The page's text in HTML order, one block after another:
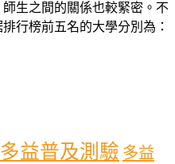
生之間的關係也較緊密。不
行榜前五名的大學分別為：
多益普及測驗 多益